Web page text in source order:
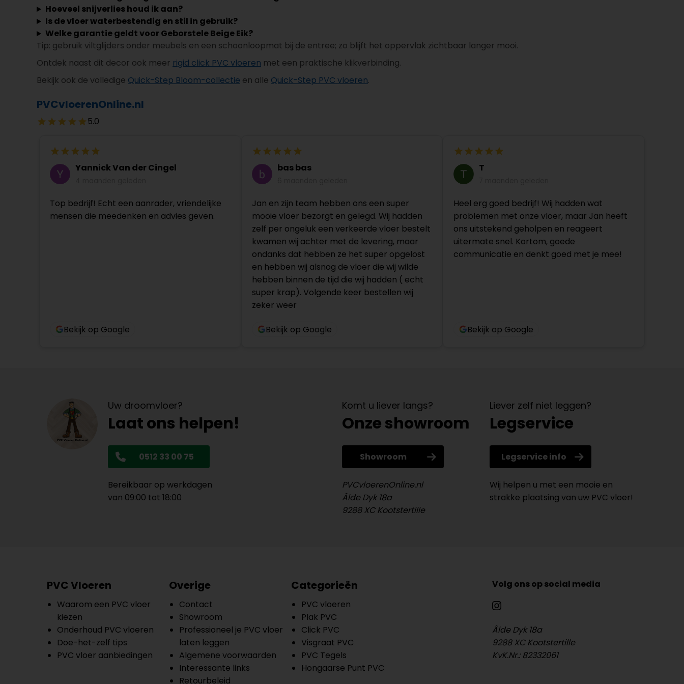
Hoeveel snijverlies houd ik aan?
Is de vloer waterbestendig en stil in gebruik?
Welke garantie geldt voor Geborstele Beige Eik?
Tip: gebruik viltglijders onder meubels en een schoonloopmat bij de entree; zo blijft het oppervlak zichtbaar langer mooi.
Ontdek naast dit decor ook meer rigid click PVC vloeren met een praktische klikverbinding.
Bekijk ook de volledige Quick-Step Bloom-collectie en alle Quick-Step PVC vloeren.
PVCvloerenOnline.nl
5.0
Yannick Van der Cingel
Top bedrijf! Echt een aanrader, vriendelijke
mensen die meedenken en advies geven.
Bekijk op Google
bas bas
Jan en zijn team hebben ons een super
mooie vloer bezorgt en gelegd. Wij hadden
zelf per ongeluk een verkeerde vloer bestelt
kwamen wij achter met de levering, maar
ondanks dat hebben ze het super opgelost
en hebben wij alsnog de vloer die wij wilde
hebben binnen de tijd die wij hadden ( echt
super krap). Volgende keer bestellen wij
zeker weer
Bekijk op Google
T
Heel erg goed bedrijf! Wij hadden wat
problemen met onze vloer, maar Jan heeft
ons uitstekend geholpen en reageert
uitermate snel. Kortom, goede
communicatie en denkt goed met je mee!
Bekijk op Google
Uw droomvloer?
Laat ons helpen!
0512 33 00 75
Bereikbaar op werkdagen
van 09:00 tot 18:00
Komt u liever langs?
Onze showroom
Showroom
PVCvloerenOnline.nl
Âlde Dyk 18a
9288 XC Kootstertille
Liever zelf niet leggen?
Legservice
Legservice info
Wij helpen u met een mooie en
strakke plaatsing van uw PVC vloer!
PVC Vloeren
Waarom een PVC vloer
kiezen
Onderhoud PVC vloeren
Doe-het-zelf tips
PVC vloer aanbiedingen
Overige
Contact
Showroom
Professioneel je PVC vloer
laten leggen
Algemene voorwaarden
Interessante links
Retourbeleid
Categorieën
PVC vloeren
Plak PVC
Click PVC
Visgraat PVC
PVC Tegels
Hongaarse Punt PVC
Volg ons op social media
Âlde Dyk 18a
9288 XC Kootstertille
KvK.Nr.: 82332061